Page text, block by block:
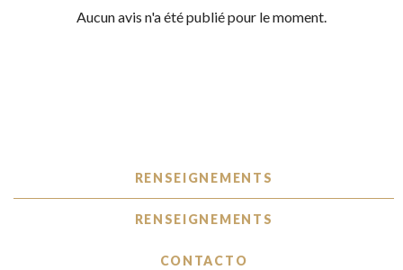
Aucun avis n'a été publié pour le moment.
RENSEIGNEMENTS
RENSEIGNEMENTS
CONTACTO